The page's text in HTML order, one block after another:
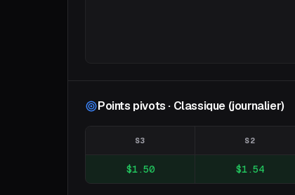
Points pivots · Classique (journalier)
S3 S2
$1.50 $1.54